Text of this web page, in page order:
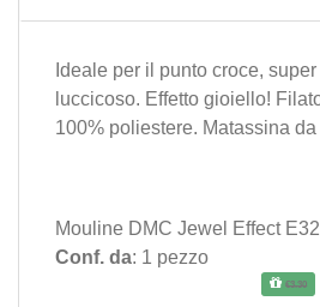
Ideale per il punto croce,
luccicoso. Effetto gioiello!
100% poliestere. Matassina da
Mouline DMC Jewel Effect
Conf. da: 1 pezzo
€3.30